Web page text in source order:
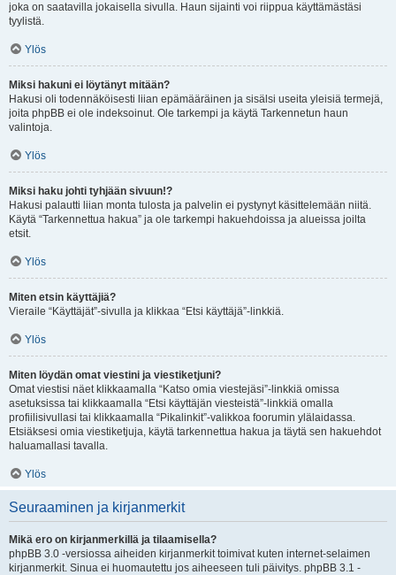
joka on saatavilla jokaisella sivulla. Haun sijainti voi riippua käyttämästäsi
tyylistä.
Ylös
Miksi hakuni ei löytänyt mitään?
Hakusi oli todennäköisesti liian epämääräinen ja sisälsi useita yleisiä termejä,
joita phpBB ei ole indeksoinut. Ole tarkempi ja käytä Tarkennetun haun
valintoja.
Ylös
Miksi haku johti tyhjään sivuun!?
Hakusi palautti liian monta tulosta ja palvelin ei pystynyt käsittelemään niitä.
Käytä “Tarkennettua hakua” ja ole tarkempi hakuehdoissa ja alueissa joilta
etsit.
Ylös
Miten etsin käyttäjiä?
Vieraile “Käyttäjät”-sivulla ja klikkaa “Etsi käyttäjä”-linkkiä.
Ylös
Miten löydän omat viestini ja viestiketjuni?
Omat viestisi näet klikkaamalla “Katso omia viestejäsi”-linkkiä omissa
asetuksissa tai klikkaamalla “Etsi käyttäjän viesteistä”-linkkiä omalla
profiilisivullasi tai klikkaamalla “Pikalinkit”-valikkoa foorumin ylälaidassa.
Etsiäksesi omia viestiketjuja, käytä tarkennettua hakua ja täytä sen hakuehdot
haluamallasi tavalla.
Ylös
Seuraaminen ja kirjanmerkit
Mikä ero on kirjanmerkillä ja tilaamisella?
phpBB 3.0 -versiossa aiheiden kirjanmerkit toimivat kuten internet-selaimen
kirjanmerkit. Sinua ei huomautettu jos aiheeseen tuli päivitys. phpBB 3.1 -